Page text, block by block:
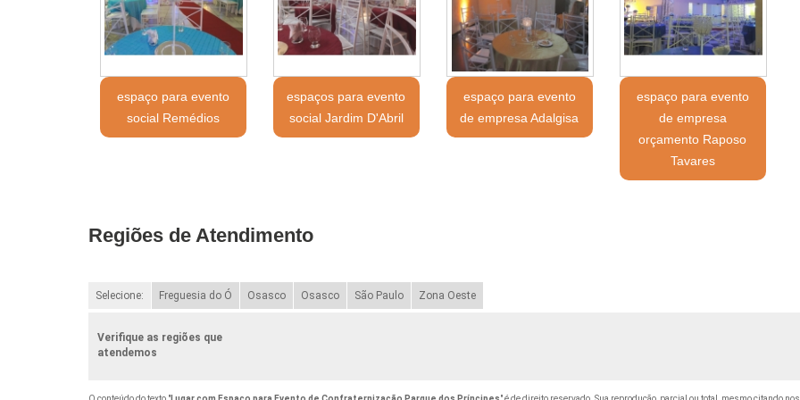
espaço para evento
social Remédios
espaços para evento
social Jardim D'Abril
espaço para evento
de empresa Adalgisa
espaço para evento
de empresa
orçamento Raposo
Tavares
Regiões de Atendimento
Selecione: Freguesia do Ó Osasco Osasco São Paulo Zona Oeste
Verifique as regiões que
atendemos